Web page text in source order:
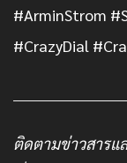
#ArminStrom
#CrazyDial
ติดตามข่าวสารแ